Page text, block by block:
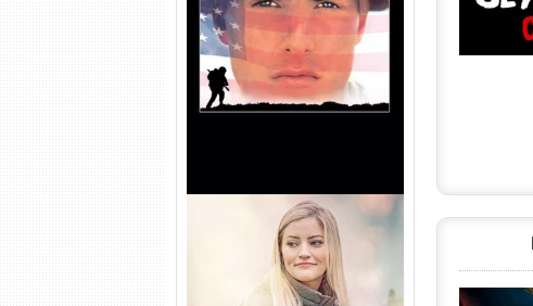
Nascido em 4 de Julho
Torrent (1989) WEB-DL 1080p
Dual Áudio